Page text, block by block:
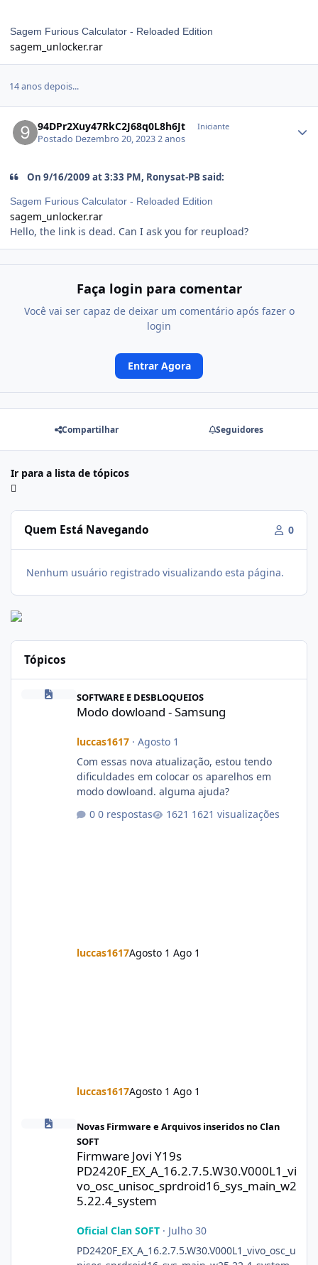
Sagem Furious Calculator - Reloaded Edition
sagem_unlocker.rar
14 anos depois...
94DPr2Xuy47RkC2J68q0L8h6Jt Iniciante
Postado Dezembro 20, 20232 anos
On 9/16/2009 at 3:33 PM, Ronysat-PB said:
Sagem Furious Calculator - Reloaded Edition
sagem_unlocker.rar
Hello, the link is dead. Can I ask you for reupload?
Faça login para comentar
Você vai ser capaz de deixar um comentário após fazer o
login
Entrar Agora
Compartilhar Seguidores
Ir para a lista de tópicos
Quem Está Navegando 0
Nenhum usuário registrado visualizando esta página.
Tópicos
Modo dowloand - Samsung
SOFTWARE E DESBLOQUEIOS
Modo dowloand - Samsung
luccas1617· Agosto 1
Com essas nova atualização, estou tendo
dificuldades em colocar os aparelhos em
modo dowloand. alguma ajuda?
0 respostas
1621 visualizações
luccas1617Agosto 1 Ago 1
luccas1617Agosto 1 Ago 1
Firmware Jovi Y19s
Novas Firmware e Arquivos inseridos no Clan
SOFT
Firmware Jovi Y19s
PD2420F_EX_A_16.2.7.5.W30.V000L1_vi
vo_osc_unisoc_sprdroid16_sys_main_w2
5.22.4_system
Oficial Clan SOFT· Julho 30
PD2420F_EX_A_16.2.7.5.W30.V000L1_vivo_osc_u